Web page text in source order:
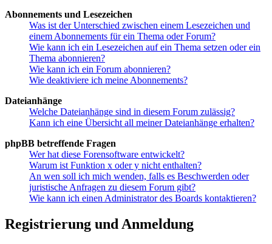
Abonnements und Lesezeichen
Was ist der Unterschied zwischen einem Lesezeichen und
einem Abonnements für ein Thema oder Forum?
Wie kann ich ein Lesezeichen auf ein Thema setzen oder ein
Thema abonnieren?
Wie kann ich ein Forum abonnieren?
Wie deaktiviere ich meine Abonnements?
Dateianhänge
Welche Dateianhänge sind in diesem Forum zulässig?
Kann ich eine Übersicht all meiner Dateianhänge erhalten?
phpBB betreffende Fragen
Wer hat diese Forensoftware entwickelt?
Warum ist Funktion x oder y nicht enthalten?
An wen soll ich mich wenden, falls es Beschwerden oder
juristische Anfragen zu diesem Forum gibt?
Wie kann ich einen Administrator des Boards kontaktieren?
Registrierung und Anmeldung